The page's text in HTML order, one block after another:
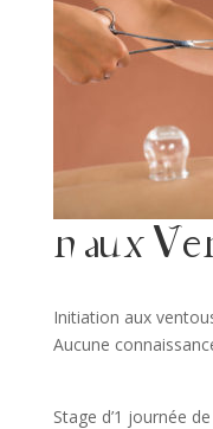
Ventouses
n aux
Initiation aux
Aucune
Stage d’1 journée